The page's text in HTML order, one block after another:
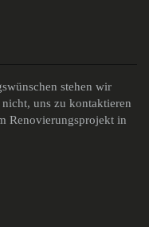
stehen wir
uns zu kontaktieren
Renovierungsprojekt in